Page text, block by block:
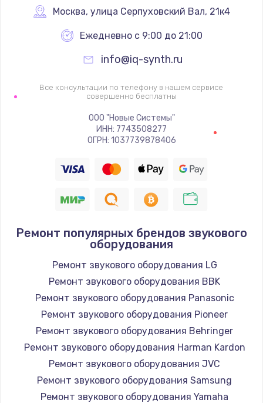
Заказать
Настройка Wi-Fi
1060 руб.
Замена шим-контроллера
3900 руб.
Заказать
Замена HDMI
600 руб.
Москва, улица Серпуховский Вал, 21к4
Ежедневно с 9:00 до 21:00
info@iq-synth.ru
Все консультации по телефону в нашем сервисе
совершенно бесплатны
ООО "Новые Системы"
ИНН: 7743508277
ОГРН: 1037739878406
Ремонт популярных брендов звукового
оборудования
Ремонт звукового оборудования LG
Ремонт звукового оборудования BBK
Ремонт звукового оборудования Panasonic
Ремонт звукового оборудования Pioneer
Ремонт звукового оборудования Behringer
Ремонт звукового оборудования Harman Kardon
Ремонт звукового оборудования JVC
Ремонт звукового оборудования Samsung
Ремонт звукового оборудования Yamaha